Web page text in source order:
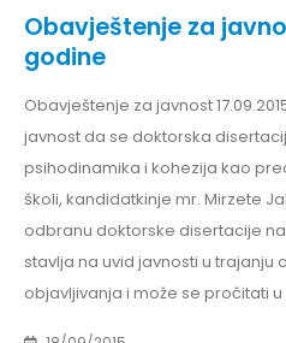
Obavještenje za
godine
Obavještenje za javnost
javnost da se doktorska
psihodinamika i kohezija kao
školi, kandidatkinje mr. Mirzete
odbranu doktorske disertacije
stavlja na uvid javnosti u trajanju
objavljivanja i može se pročitati